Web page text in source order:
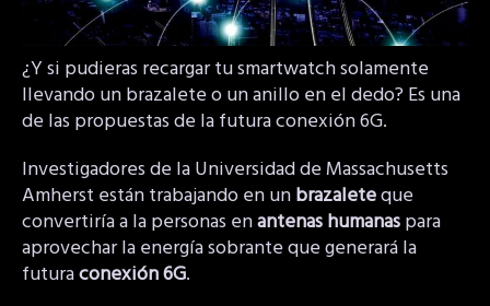
¿Y si pudieras recargar tu smartwatch solamente
llevando un brazalete o un anillo en el dedo? Es una
de las propuestas de la futura conexión 6G.
Investigadores de la Universidad de Massachusetts
Amherst están trabajando en unbrazaleteque
convertiría a la personas enantenas humanaspara
aprovechar la energía sobrante que generará la
futuraconexión 6G.